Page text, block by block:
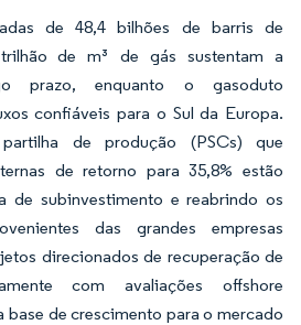
de 48,4 bilhões de barris de
de m³ de gás sustentam a
prazo, enquanto o gasoduto
confiáveis para o Sul da Europa.
de produção (PSCs) que
de retorno para 35,8% estão
de subinvestimento e reabrindo os
das grandes empresas
direcionados de recuperação de
com avaliações offshore
base de crescimento para o mercado